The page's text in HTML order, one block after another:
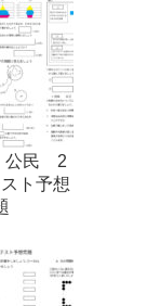
公民 2
ト予想